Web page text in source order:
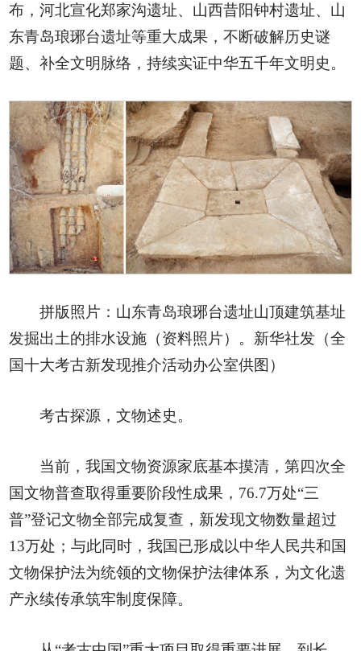
布，河北宣化郑家沟遗址、山西昔阳钟村遗址、山
东青岛琅琊台遗址等重大成果，不断破解历史谜
题、补全文明脉络，持续实证中华五千年文明史。
拼版照片：山东青岛琅琊台遗址山顶建筑基址
发掘出土的排水设施（资料照片）。新华社发（全
国十大考古新发现推介活动办公室供图）
考古探源，文物述史。
当前，我国文物资源家底基本摸清，第四次全
国文物普查取得重要阶段性成果，76.7万处“三
普”登记文物全部完成复查，新发现文物数量超过
13万处；与此同时，我国已形成以中华人民共和国
文物保护法为统领的文物保护法律体系，为文化遗
产永续传承筑牢制度保障。